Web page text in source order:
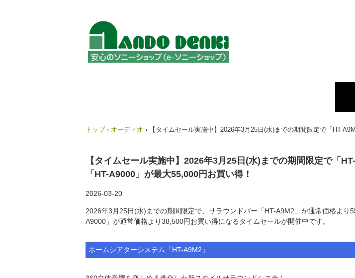
トップ › オーディオ › 【タイムセール実施中】2026年3月25日(水)までの期間限定で「HT-
【タイムセール実施中】2026年3月25日(水)までの期間限定で「HT-
「HT-A9000」が最大55,000円お買い得！
2026-03-20
2026年3月25日(水)までの期間限定で、サラウンドバー「HT-A9M2」が通常価格より
A9000」が通常価格より38,500円お買い得になるタイムセールが開催中です。
ホームシアターシステム「HT-A9M2」